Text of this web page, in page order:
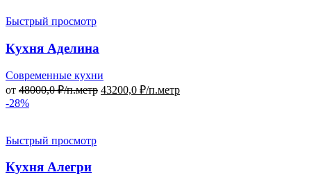
Быстрый просмотр
Кухня Аделина
Современные кухни
от 48000,0₽/п.метр 43200,0 ₽/п.метр
-28%
Быстрый просмотр
Кухня Алегри